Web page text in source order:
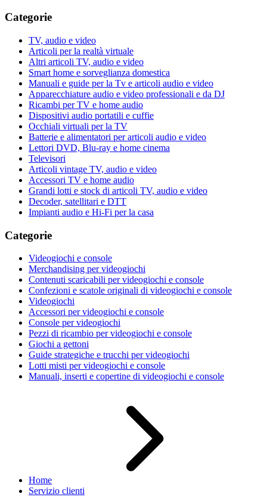
Categorie
TV, audio e video
Articoli per la realtà virtuale
Altri articoli TV, audio e video
Smart home e sorveglianza domestica
Manuali e guide per la Tv e articoli audio e video
Apparecchiature audio e video professionali e da DJ
Ricambi per TV e home audio
Dispositivi audio portatili e cuffie
Occhiali virtuali per la TV
Batterie e alimentatori per articoli audio e video
Lettori DVD, Blu-ray e home cinema
Televisori
Articoli vintage TV, audio e video
Accessori TV e home audio
Grandi lotti e stock di articoli TV, audio e video
Decoder, satellitari e DTT
Impianti audio e Hi-Fi per la casa
Categorie
Videogiochi e console
Merchandising per videogiochi
Contenuti scaricabili per videogiochi e console
Confezioni e scatole originali di videogiochi e console
Videogiochi
Accessori per videogiochi e console
Console per videogiochi
Pezzi di ricambio per videogiochi e console
Giochi a gettoni
Guide strategiche e trucchi per videogiochi
Lotti misti per videogiochi e console
Manuali, inserti e copertine di videogiochi e console
Home
Servizio clienti